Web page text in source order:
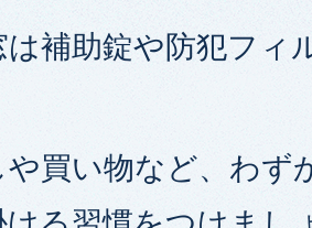
は補助錠や防犯フィ
や買い物など、わず